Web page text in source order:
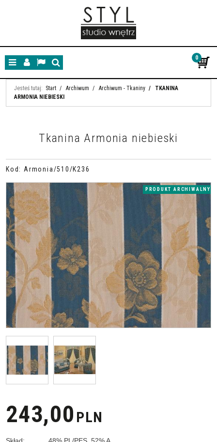
MenuPanelLangSzukaj
0
Jesteś tutaj: Start / Archiwum / Archiwum - Tkaniny /
TKANINA
ARMONIA NIEBIESKI
Tkanina Armonia niebieski
Kod : Armonia/510/K236
< >
PRODUKT ARCHIWALNY
243,00 PLN
Skład: 48% PL/PES, 52%A